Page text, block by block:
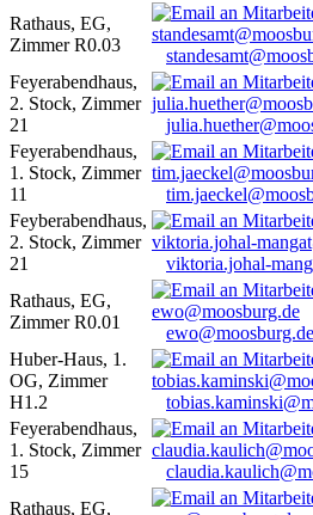
Rathaus, EG,
Zimmer R0.03
Feyerabendhaus,
2. Stock, Zimmer
21
Feyerabendhaus,
1. Stock, Zimmer
11
Feyberabendhaus,
2. Stock, Zimmer
21
viktoria.johal-
Rathaus, EG,
Zimmer R0.01
ewo@moosburg.de
Huber-Haus, 1.
OG, Zimmer
H1.2
Feyerabendhaus,
1. Stock, Zimmer
15
Rathaus, EG,